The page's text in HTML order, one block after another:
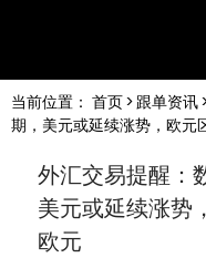
English
简体中文
繁體中文
当前位置： 首页> 跟单资讯
期，美元或延续涨势，欧元
外汇交易提醒：
美元或延续涨势
欧元